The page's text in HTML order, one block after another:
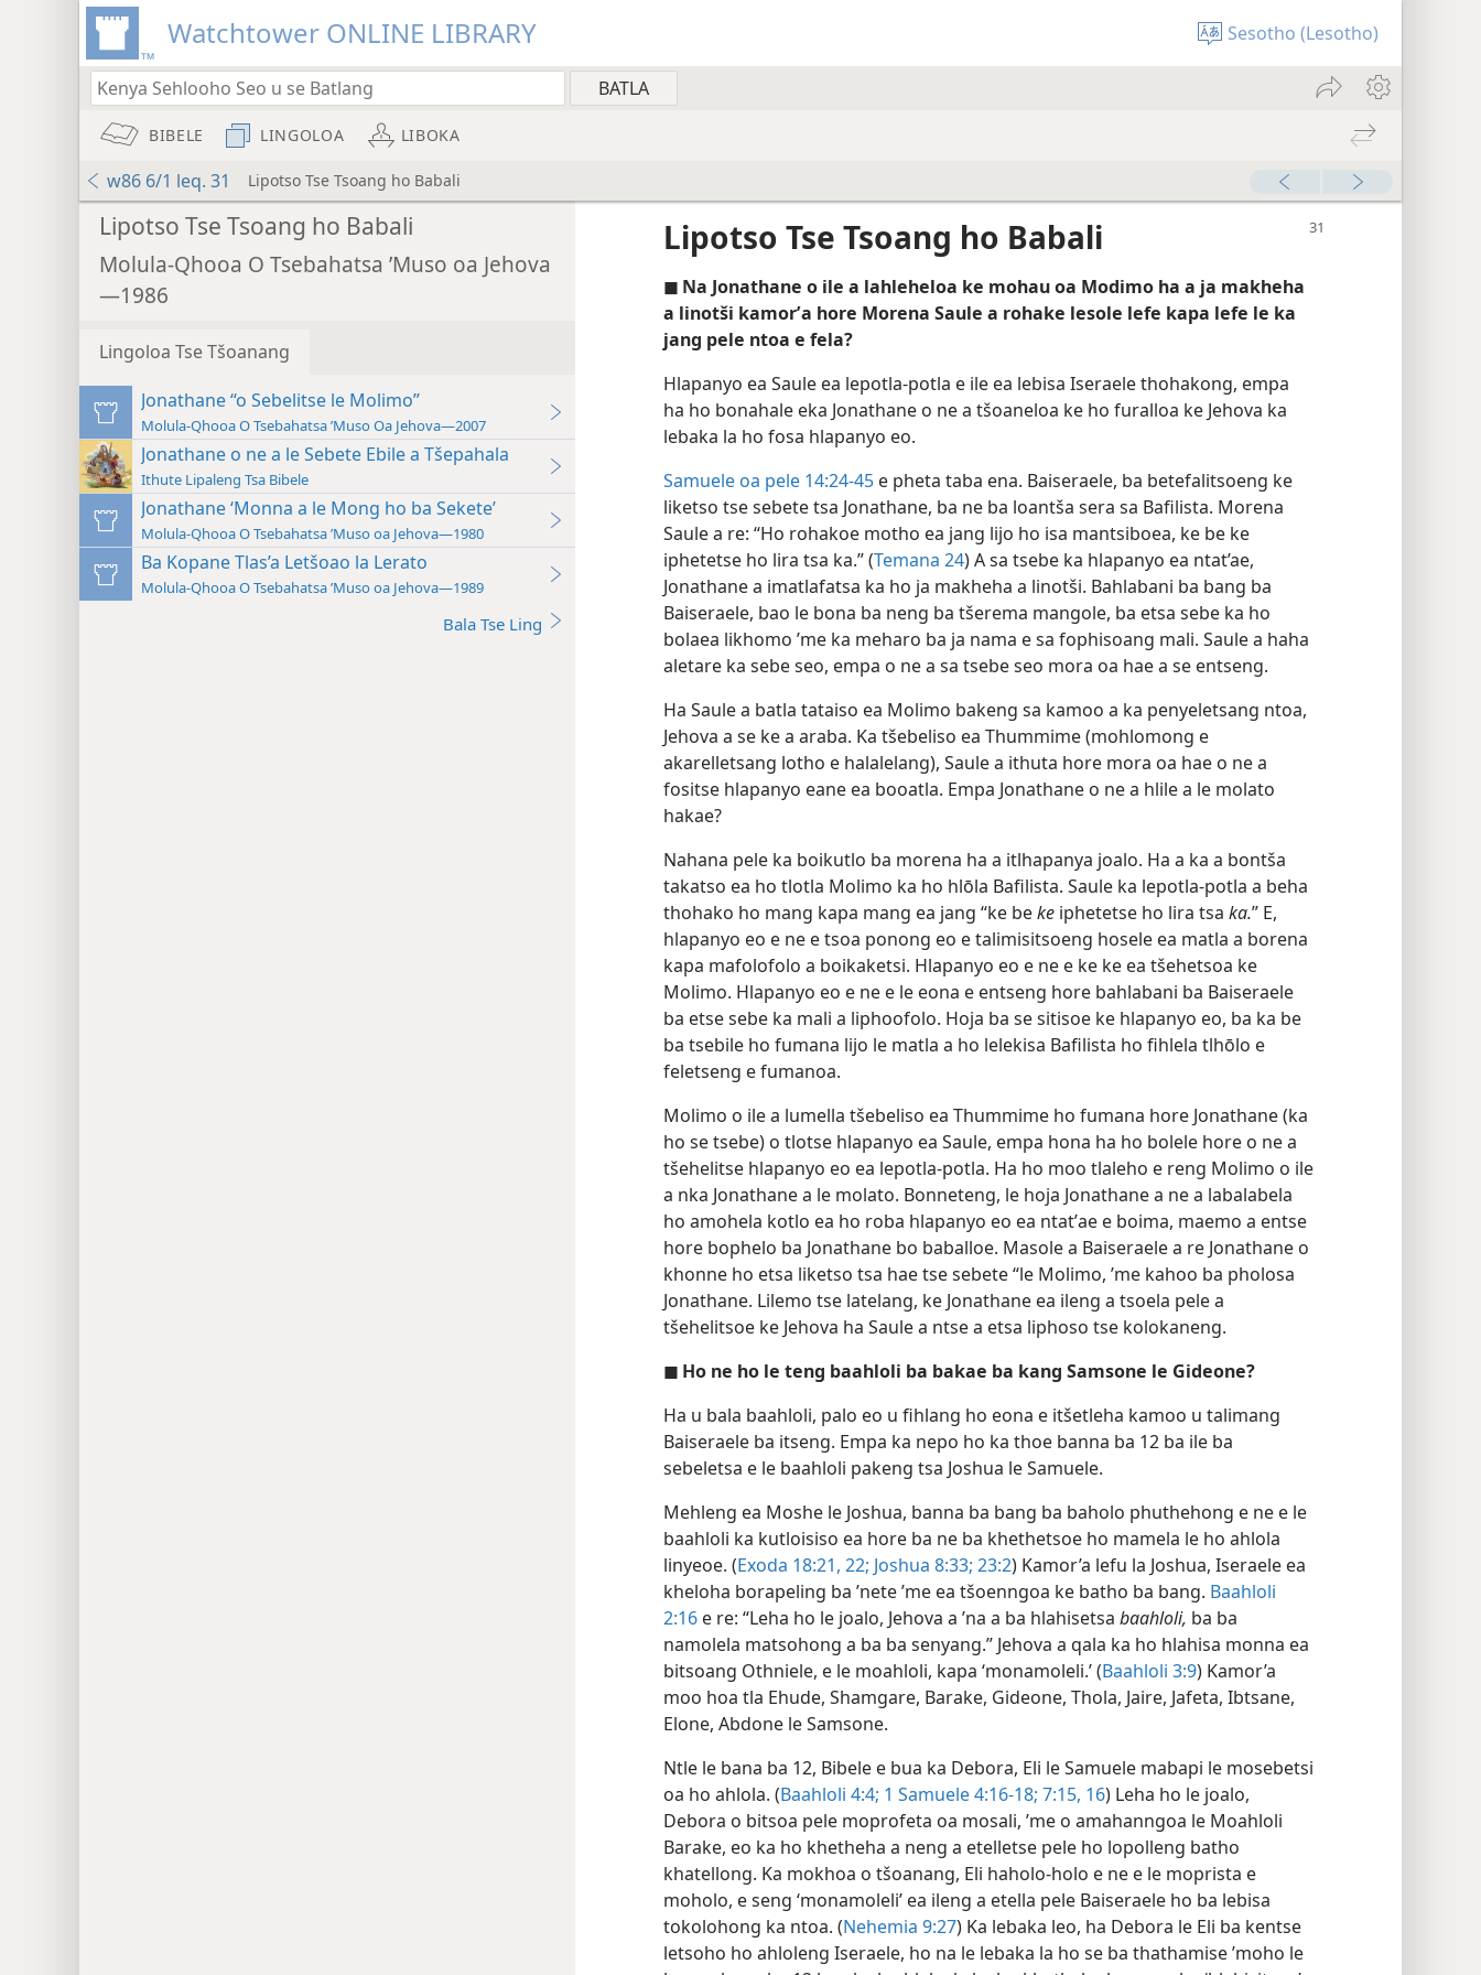
Watchtower ONLINE LIBRARY Sesotho (Lesotho)
BIBELE LINGOLOA LIBOKA
w86 6/1 leq. 31 Lipotso Tse Tsoang ho Babali
Lipotso Tse Tsoang ho Babali
Molula-Qhooa O Tsebahatsa ’Muso oa Jehova
—1986
Lingoloa Tse Tšoanang
Jonathane “o Sebelitse le Molimo”
Molula-Qhooa O Tsebahatsa ’Muso Oa Jehova—2007
Jonathane o ne a le Sebete Ebile a Tšepahala
Ithute Lipaleng Tsa Bibele
Jonathane ‘Monna a le Mong ho ba Sekete’
Molula-Qhooa O Tsebahatsa ’Muso oa Jehova—1980
Ba Kopane Tlas’a Letšoao la Lerato
Molula-Qhooa O Tsebahatsa ’Muso oa Jehova—1989
Bala Tse Ling
Lipotso Tse Tsoang ho Babali
◼ Na Jonathane o ile a lahleheloa ke mohau oa Modimo ha a ja makheha
a linotši kamorʼa hore Morena Saule a rohake lesole lefe kapa lefe le ka
jang pele ntoa e fela?
Hlapanyo ea Saule ea lepotla-potla e ile ea lebisa Iseraele thohakong, empa
ha ho bonahale eka Jonathane o ne a tšoaneloa ke ho furalloa ke Jehova ka
lebaka la ho fosa hlapanyo eo.
Samuele oa pele 14:24-45 e pheta taba ena. Baiseraele, ba betefalitsoeng ke
liketso tse sebete tsa Jonathane, ba ne ba loantša sera sa Bafilista. Morena
Saule a re: “Ho rohakoe motho ea jang lijo ho isa mantsiboea, ke be ke
iphetetse ho lira tsa ka.” (Temana 24) A sa tsebe ka hlapanyo ea ntat’ae,
Jonathane a imatlafatsa ka ho ja makheha a linotši. Bahlabani ba bang ba
Baiseraele, bao le bona ba neng ba tšerema mangole, ba etsa sebe ka ho
bolaea likhomo ’me ka meharo ba ja nama e sa fophisoang mali. Saule a haha
aletare ka sebe seo, empa o ne a sa tsebe seo mora oa hae a se entseng.
Ha Saule a batla tataiso ea Molimo bakeng sa kamoo a ka penyeletsang ntoa,
Jehova a se ke a araba. Ka tšebeliso ea Thummime (mohlomong e
akarelletsang lotho e halalelang), Saule a ithuta hore mora oa hae o ne a
fositse hlapanyo eane ea booatla. Empa Jonathane o ne a hlile a le molato
hakae?
Nahana pele ka boikutlo ba morena ha a itlhapanya joalo. Ha a ka a bontša
takatso ea ho tlotla Molimo ka ho hlōla Bafilista. Saule ka lepotla-potla a beha
thohako ho mang kapa mang ea jang “ke beke iphetetse ho lira tsa ka.” E,
hlapanyo eo e ne e tsoa ponong eo e talimisitsoeng hosele ea matla a borena
kapa mafolofolo a boikaketsi. Hlapanyo eo e ne e ke ke ea tšehetsoa ke
Molimo. Hlapanyo eo e ne e le eona e entseng hore bahlabani ba Baiseraele
ba etse sebe ka mali a liphoofolo. Hoja ba se sitisoe ke hlapanyo eo, ba ka be
ba tsebile ho fumana lijo le matla a ho lelekisa Bafilista ho fihlela tlhōlo e
feletseng e fumanoa.
Molimo o ile a lumella tšebeliso ea Thummime ho fumana hore Jonathane (ka
ho se tsebe) o tlotse hlapanyo ea Saule, empa hona ha ho bolele hore o ne a
tšehelitse hlapanyo eo ea lepotla-potla. Ha ho moo tlaleho e reng Molimo o ile
a nka Jonathane a le molato. Bonneteng, le hoja Jonathane a ne a labalabela
ho amohela kotlo ea ho roba hlapanyo eo ea ntatʼae e boima, maemo a entse
hore bophelo ba Jonathane bo baballoe. Masole a Baiseraele a re Jonathane o
khonne ho etsa liketso tsa hae tse sebete “le Molimo, ’me kahoo ba pholosa
Jonathane. Lilemo tse latelang, ke Jonathane ea ileng a tsoela pele a
tšehelitsoe ke Jehova ha Saule a ntse a etsa liphoso tse kolokaneng.
◼ Ho ne ho le teng baahloli ba bakae ba kang Samsone le Gideone?
Ha u bala baahloli, palo eo u fihlang ho eona e itšetleha kamoo u talimang
Baiseraele ba itseng. Empa ka nepo ho ka thoe banna ba 12 ba ile ba
sebeletsa e le baahloli pakeng tsa Joshua le Samuele.
Mehleng ea Moshe le Joshua, banna ba bang ba baholo phuthehong e ne e le
baahloli ka kutloisiso ea hore ba ne ba khethetsoe ho mamela le ho ahlola
linyeoe. (Exoda 18:21, 22; Joshua 8:33; 23:2) Kamor’a lefu la Joshua, Iseraele ea
kheloha borapeling ba ’nete ’me ea tšoenngoa ke batho ba bang. Baahloli
2:16 e re: “Leha ho le joalo, Jehova a ’na a ba hlahisetsa baahloli, ba ba
namolela matsohong a ba ba senyang.” Jehova a qala ka ho hlahisa monna ea
bitsoang Othniele, e le moahloli, kapa ‘monamoleli.’ (Baahloli 3:9) Kamor’a
moo hoa tla Ehude, Shamgare, Barake, Gideone, Thola, Jaire, Jafeta, Ibtsane,
Elone, Abdone le Samsone.
Ntle le bana ba 12, Bibele e bua ka Debora, Eli le Samuele mabapi le mosebetsi
oa ho ahlola. (Baahloli 4:4; 1 Samuele 4:16-18; 7:15, 16) Leha ho le joalo,
Debora o bitsoa pele moprofeta oa mosali, ’me o amahanngoa le Moahloli
Barake, eo ka ho khetheha a neng a etelletse pele ho lopolleng batho
khatellong. Ka mokhoa o tšoanang, Eli haholo-holo e ne e le moprista e
moholo, e seng ‘monamoleli’ ea ileng a etella pele Baiseraele ho ba lebisa
tokolohong ka ntoa. (Nehemia 9:27) Ka lebaka leo, ha Debora le Eli ba kentse
letsoho ho ahloleng Iseraele, ho na le lebaka la ho se ba thathamise ’moho le